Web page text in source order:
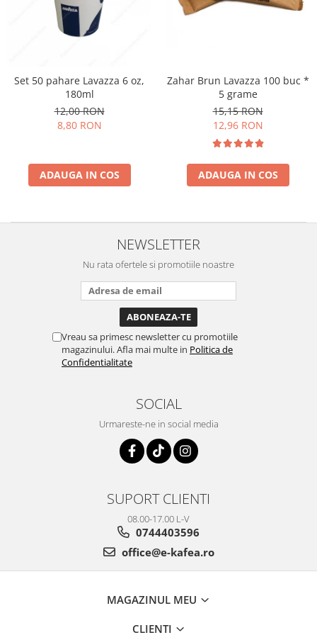
Illy Iperespresso
Nespresso Professional
Cafissimo
Cafea macinata
Cafea Solubila
Set 50 pahare Lavazza 6 oz,
180ml
12,00 RON
8,80 RON
ADAUGA IN COS
Zahar Brun Lavazza 100 buc *
5 grame
15,15 RON
12,96 RON
ADAUGA IN COS
NEWSLETTER
Nu rata ofertele si promotiile noastre
Vreau sa primesc newsletter cu promotiile
magazinului. Afla mai multe in Politica de
Confidentialitate
SOCIAL
Urmareste-ne in social media
SUPORT CLIENTI
08.00-17.00 L-V
0744403596
office@e-kafea.ro
MAGAZINUL MEU
CLIENTI